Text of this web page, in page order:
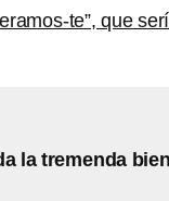
te”, que
la tremenda